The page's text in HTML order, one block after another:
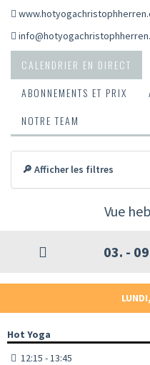
CALENDRIER EN DIRECT
ABONNEMENTS ET PRIX
NOTRE TEAM
🔎 Afficher les filtres
Vue
03. -
Hot Yoga
12:15 - 13:45